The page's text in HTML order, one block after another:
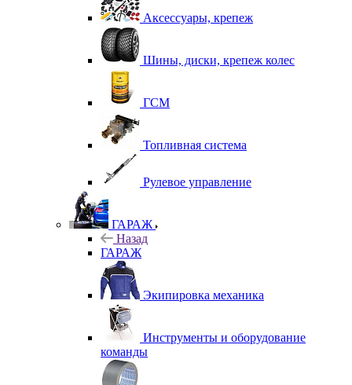
Аксессуары, крепеж
Шины, диски, крепеж колес
ГСМ
Топливная система
Рулевое управление
ГАРАЖ
Назад
ГАРАЖ
Экипировка механика
Инструменты и оборудование
команды